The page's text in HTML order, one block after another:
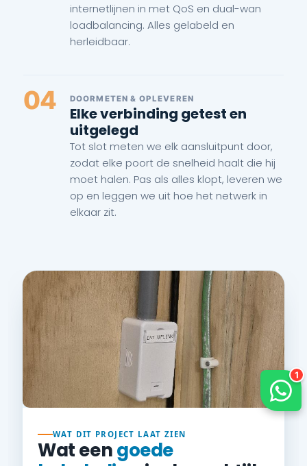
internetlijnen in met QoS en dual-wan
loadbalancing. Alles gelabeld en
herleidbaar.
04 DOORMETEN & OPLEVEREN
Elke verbinding getest en
uitgelegd
Tot slot meten we elk aansluitpunt door,
zodat elke poort de snelheid haalt die hij
moet halen. Pas als alles klopt, leveren we
op en leggen we uit hoe het netwerk in
elkaar zit.
WAT DIT PROJECT LAAT ZIEN
Wat eengoede